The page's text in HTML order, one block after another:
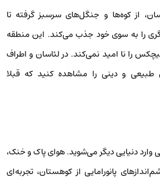
از کوه‌ها و جنگل‌های سرسبز گرفته تا
را به سوی خود جذب می‌کند. این منطقه
را نا امید نمی‌کند. در لئاسان و اطراف
طبیعی و دینی را مشاهده کنید که قبلا
وارد دنیایی دیگر می‌شوید. هوای پاک و خنک،
پانورامایی از کوهستان، تجربه‌ای